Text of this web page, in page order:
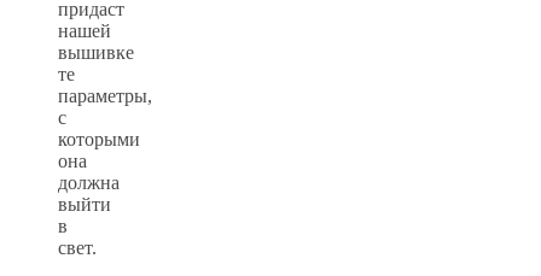
придаст
нашей
вышивке
те
параметры,
с
которыми
она
должна
выйти
в
свет.